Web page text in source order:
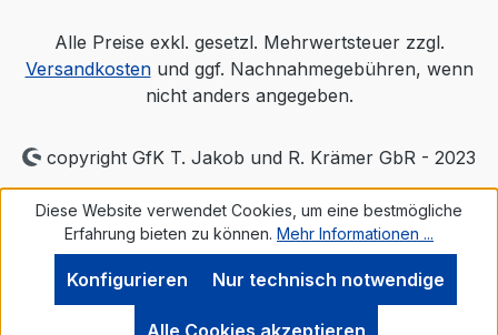
Alle Preise exkl. gesetzl. Mehrwertsteuer zzgl.
Versandkostenund ggf. Nachnahmegebühren, wenn
nicht anders angegeben.
copyright GfK T. Jakob und R. Krämer GbR - 2023
Diese Website verwendet Cookies, um eine bestmögliche
Erfahrung bieten zu können. Mehr Informationen ...
Nur technisch notwendige
Konfigurieren
Alle Cookies akzeptieren